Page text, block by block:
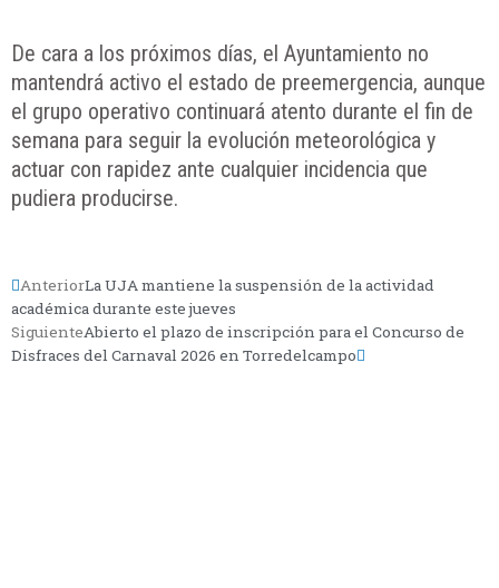
De cara a los próximos días, el Ayuntamiento no
mantendrá activo el estado de preemergencia, aunque
el grupo operativo continuará atento durante el fin de
semana para seguir la evolución meteorológica y
actuar con rapidez ante cualquier incidencia que
pudiera producirse.
AnteriorLa UJA mantiene la suspensión de la actividad
académica durante este jueves
SiguienteAbierto el plazo de inscripción para el Concurso de
Disfraces del Carnaval 2026 en Torredelcampo